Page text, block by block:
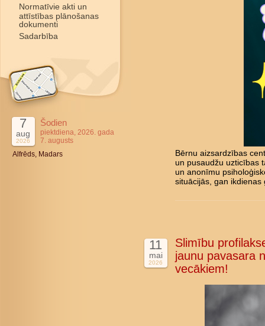
Normatīvie akti un
attīstības plānošanas
dokumenti
Sadarbība
7
aug
2026
Šodien
piektdiena, 2026. gada
7. augusts
Alfrēds, Madars
Bērnu aizsardzības
un pusaudžu uzticības
un anonīmu
situācijās, gan ikdienas
11
mai
2026
Slimību
jaunu pavasara
vecākiem!